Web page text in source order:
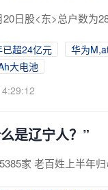
日股<东>总户数为
已超24亿元
华为
大电池
是辽宁人？”
家 老百姓上半年